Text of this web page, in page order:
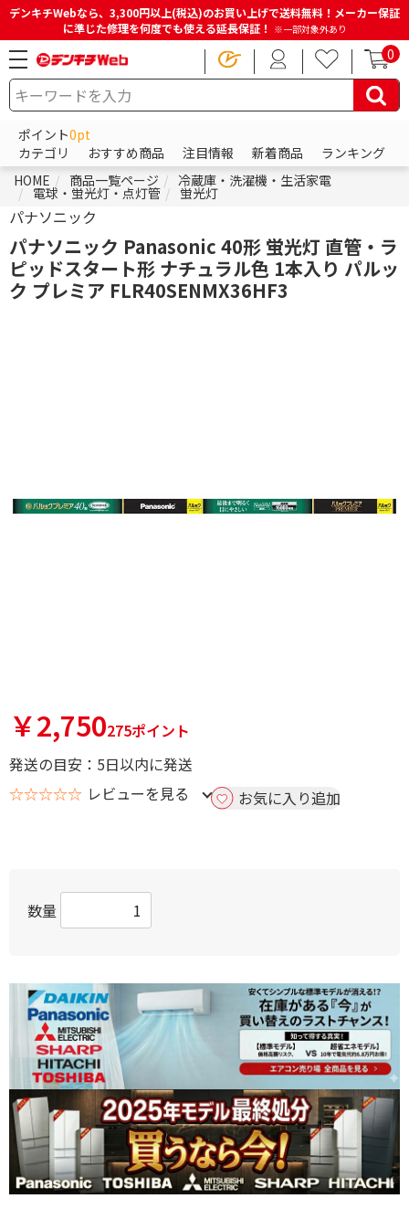
デンキチWebなら、3,300円以上(税込)のお買い上げで送料無料！メーカー保証
に準じた修理を何度でも使える延長保証！ ※一部対象外あり
0
ポイント0pt
カテゴリ
おすすめ商品 注目情報 新着商品
ランキング
HOME
商品一覧ページ 冷蔵庫・洗濯機・生活家電
電球・蛍光灯・点灯管 蛍光灯
パナソニック
パナソニック Panasonic 40形 蛍光灯 直管・ラ
ピッドスタート形 ナチュラル色 1本入り パルッ
ク プレミア FLR40SENMX36HF3
￥2,750275ポイント
発送の目安：5日以内に発送
☆☆☆☆☆ レビューを見る お気に入り追加
数量